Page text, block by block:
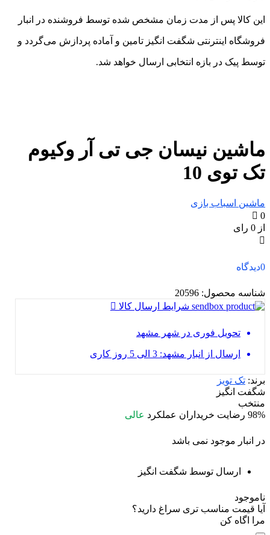
این کالا پس از مدت زمان مشخص شده توسط فروشنده در انبار
فروشگاه اینترنتی شگفت انگیز تامین و آماده پردازش می‌گردد و
توسط پیک در بازه انتخابی ارسال خواهد شد.
ماشین نیسان جی تی آر وکیوم
تک توی 10
ماشین اسباب بازی
0
از 0 رای
0دیدگاه
شناسه محصول: 20596
شرایط ارسال کالا
تحویل فوری در شهر مشهد
ارسال از انبار مشهد: 3 الی 5 روز کاری
برند: تک تویز
شگفت انگیز
منتخب
98% رضایت خریداران عملکرد عالی
در انبار موجود نمی باشد
ارسال توسط شگفت انگیز
ناموجود
آیا قیمت مناسب تری سراغ دارید؟
مرا اگاه کن